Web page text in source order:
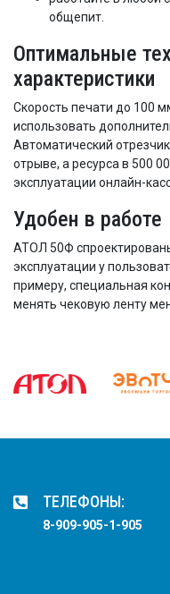
общепит.
Оптимальные
характеристики
Скорость печати до 100
использовать
Автоматический
отрыве, а ресурса в 500
эксплуатации онлайн-
Удобен в работе
АТОЛ 50Ф
эксплуатации у
примеру, специальная
менять чековую ленту
ТЕЛЕФОНЫ:
8-909-905-1-905